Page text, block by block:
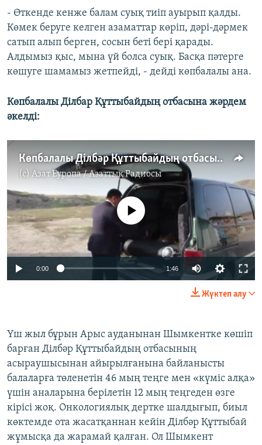
- Өткенде кенже балам суық тиіп ауырып қалды.
Көмек беруге келген азаматтар көріп, дәрі-дәрмек
сатып алып берген, сосын беті бері қарады.
Алдымыз қыс, мына үй болса суық. Басқа пәтерге
көшуге шамамыз жетпейді, - дейді көпбалалы ана.
Көпбалалы Ділбар Құттыбайдың отбасына жәрдем
әкелді:
Көпбалалы Ділбәр Құттыбайдың отбасына көмек келді
(c) Азат Еуропа / Азаттық Радиосы
No media source currently available
0:00 1:46
Жүктеп алу
Үш жыл бұрын Арыс ауданынан Шымкентке көшіп
барған Ділбәр Құттыбайдың отбасының
асыраушысынан айырылғанына байланысты
балаларға төленетін 46 мың теңге мен «күміс алқа»
үшін аналарына берілетін 12 мың теңгеден өзге
кірісі жоқ. Онкологиялық дертке шалдығып, биыл
көктемде ота жасатқаннан кейін Ділбәр Құттыбай
жұмысқа да жарамай қалған. Ол Шымкент